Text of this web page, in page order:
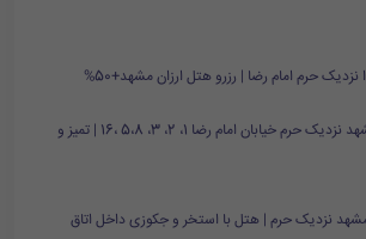
بهترین هتل آپارتمان مشهد نزدیک حرم خیابان امام رضا 1، 2، 3، 5،8 ،16 | تمیز و
نزدیک حرم | هتل با استخر و جکوزی داخل اتاق